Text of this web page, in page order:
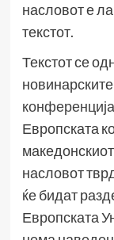
насловот е
текстот.
Текстот се
конференција
Европската
насловот
ќе бидат
Европската